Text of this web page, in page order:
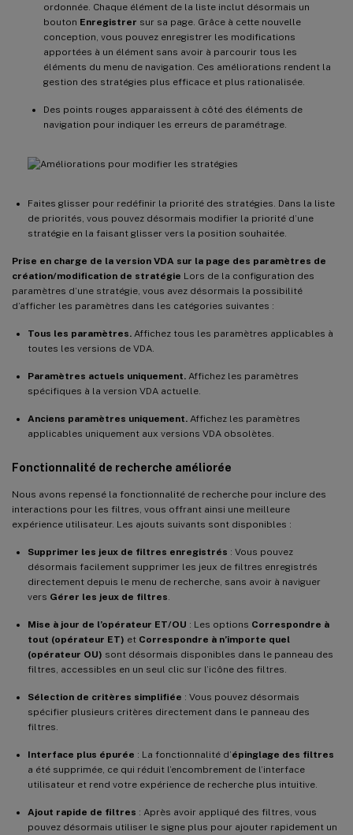
ordonnée. Chaque élément de la liste inclut désormais un
bouton Enregistrer sur sa page. Grâce à cette nouvelle
conception, vous pouvez enregistrer les modifications
apportées à un élément sans avoir à parcourir tous les
éléments du menu de navigation. Ces améliorations rendent la
gestion des stratégies plus efficace et plus rationalisée.
Des points rouges apparaissent à côté des éléments de
navigation pour indiquer les erreurs de paramétrage.
Faites glisser pour redéfinir la priorité des stratégies. Dans la liste
de priorités, vous pouvez désormais modifier la priorité d’une
stratégie en la faisant glisser vers la position souhaitée.
Prise en charge de la version VDA sur la page des paramètres de
création/modification de stratégie Lors de la configuration des
paramètres d’une stratégie, vous avez désormais la possibilité
d’afficher les paramètres dans les catégories suivantes :
Tous les paramètres. Affichez tous les paramètres applicables à
toutes les versions de VDA.
Paramètres actuels uniquement. Affichez les paramètres
spécifiques à la version VDA actuelle.
Anciens paramètres uniquement. Affichez les paramètres
applicables uniquement aux versions VDA obsolètes.
Fonctionnalité de recherche améliorée
Nous avons repensé la fonctionnalité de recherche pour inclure des
interactions pour les filtres, vous offrant ainsi une meilleure
expérience utilisateur. Les ajouts suivants sont disponibles :
Supprimer les jeux de filtres enregistrés : Vous pouvez
désormais facilement supprimer les jeux de filtres enregistrés
directement depuis le menu de recherche, sans avoir à naviguer
vers Gérer les jeux de filtres
Mise à jour de l’opérateur ET/OU : Les options Correspondre à
tout (opérateur ET) et Correspondre à n’importe quel
(opérateur OU) sont désormais disponibles dans le panneau des
filtres, accessibles en un seul clic sur l’icône des filtres.
Sélection de critères simplifiée : Vous pouvez désormais
spécifier plusieurs critères directement dans le panneau des
filtres.
Interface plus épurée : La fonctionnalité d’épinglage des filtres
a été supprimée, ce qui réduit l’encombrement de l’interface
utilisateur et rend votre expérience de recherche plus intuitive.
Ajout rapide de filtres : Après avoir appliqué des filtres, vous
pouvez désormais utiliser le signe plus pour ajouter rapidement un